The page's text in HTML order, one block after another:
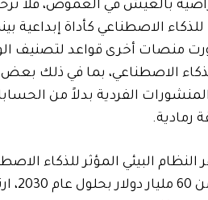
بالعيش في الغموض، فلا
الاصطناعي كأداة إبداعية
منصات أخرى قواعد لتصنيف
الاصطناعي، بما في ذلك بعض
المنشورات الفردية بدلاً من
رمادية.
النظام البيئي المؤثر للذكاء